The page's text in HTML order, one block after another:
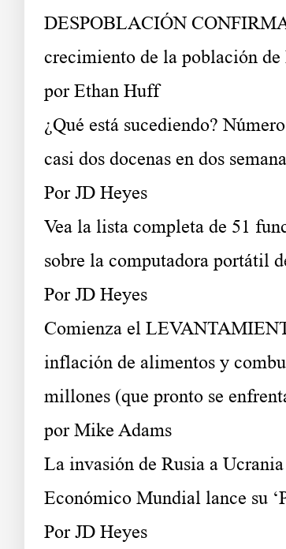
DESPOBLACIÓN
crecimiento de la población de
por Ethan Huff
¿Qué está sucediendo?
casi dos docenas en dos
Por JD Heyes
Vea la lista completa de 51
sobre la computadora portátil
Por JD Heyes
Comienza el
inflación de alimentos y
millones (que pronto se
por Mike Adams
La invasión de Rusia a
Económico Mundial lance su
Por JD Heyes